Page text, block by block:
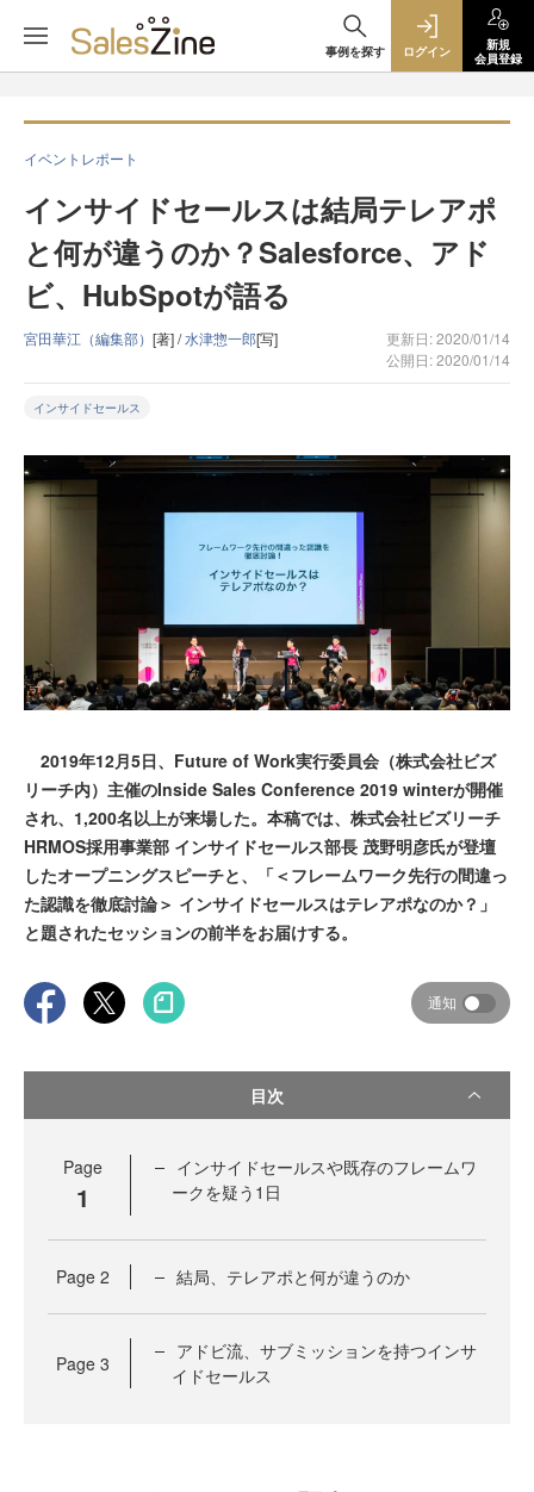
事例を探す ログイン
新規
会員登録
イベントレポート
インサイドセールスは結局テレアポ
と何が違うのか？Salesforce、アド
ビ、HubSpotが語る
宮田華江（編集部） [著] /水津惣一郎[写]
更新日: 2020/01/14
公開日: 2020/01/14
インサイドセールス
2019年12月5日、Future of Work実行委員会（株式会社ビズ
リーチ内）主催のInside Sales Conference 2019 winterが開催
され、1,200名以上が来場した。本稿では、株式会社ビズリーチ
HRMOS採用事業部 インサイドセールス部長 茂野明彦氏が登壇
したオープニングスピーチと、「＜フレームワーク先行の間違っ
た認識を徹底討論＞ インサイドセールスはテレアポなのか？」
と題されたセッションの前半をお届けする。
通知
目次
Page
1
インサイドセールスや既存のフレームワ
ークを疑う1日
Page 2 結局、テレアポと何が違うのか
Page 3
アドビ流、サブミッションを持つインサ
イドセールス